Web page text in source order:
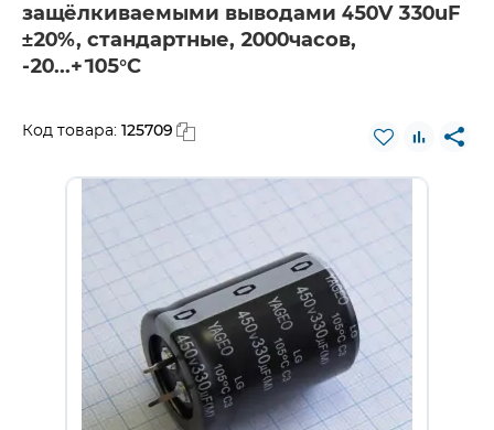
защёлкиваемыми выводами 450V 330uF
±20%, стандартные, 2000часов,
-20...+105°С
Код товара: 125709